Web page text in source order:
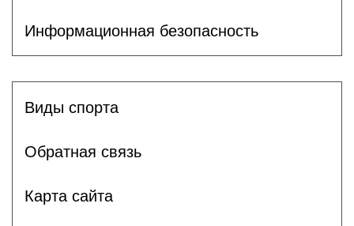
Информационная безопасность
Виды спорта
Обратная связь
Карта сайта